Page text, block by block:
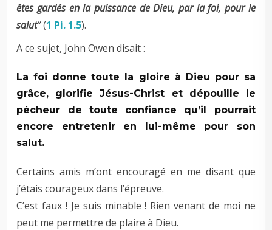
êtes gardés en la puissance de Dieu, par la foi, pour le
salut”(1 Pi. 1.5).
A ce sujet, John Owen disait :
La foi donne toute la gloire à Dieu pour sa
grâce, glorifie Jésus-Christ et dépouille le
pécheur de toute confiance qu’il pourrait
encore entretenir en lui-même pour son
salut.
Certains amis m’ont encouragé en me disant que
j’étais courageux dans l’épreuve.
C’est faux ! Je suis minable ! Rien venant de moi ne
peut me permettre de plaire à Dieu.